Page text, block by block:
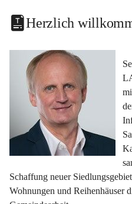
Herzlich
Schaffung neuer
Wohnungen und Reihenhäuser